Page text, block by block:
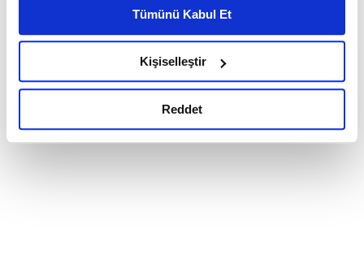
Metnimizi ziyaret edebilirsiniz.
6698 sayılı Kişisel Verilerin Korunması Kanunu uyarınca
okumak ve sitemizi ziyaretiniz kapsamında
gerçekleştirilen veri işleme faaliyetleri ile ilgili daha
detaylı bilgi almak için lütfentıklayınız.
Tümünü Kabul Et
Kişiselleştir
Reddet